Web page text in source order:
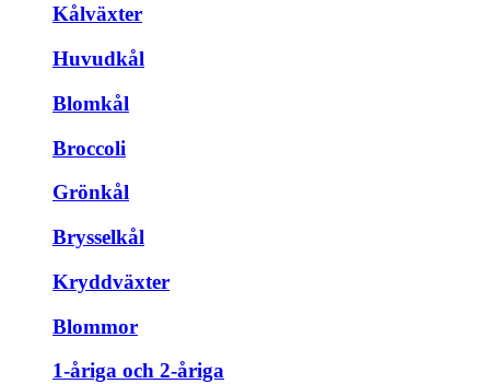
Kålväxter
Huvudkål
Blomkål
Broccoli
Grönkål
Brysselkål
Kryddväxter
Blommor
1-åriga och 2-åriga